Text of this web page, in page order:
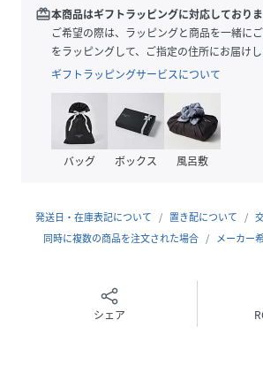
ございます。サイズ感などキッズがお使
なりますので、予めご了承ください。
Free：縦17、横21、マチ9.5、持ち手
性別タイプ キッズ
素材 ナイロン
BA06AC12000-000-UNI
redeem本商品はギフトラッピングに対応しておりま
ご希望の際は、ラッピングと商品を一緒に
をラッピングして、ご指定の住所にお届けし
ギフトラッピングサービスについて
バッグ ボックス 風呂敷
発送日・在庫表記について 置き配について
同時に複数の商品を注文された場合
メーカー
シェア